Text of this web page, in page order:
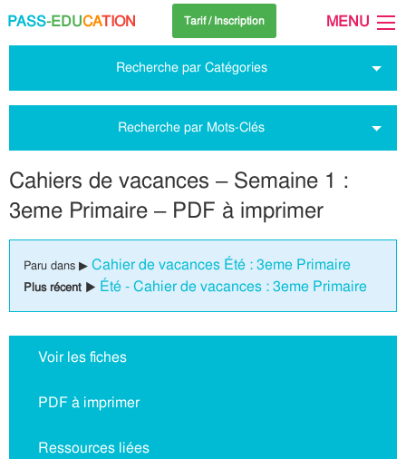
PASS-EDUCATION Tarif / Inscription MENU
Recherche par Catégories
Recherche par Mots-Clés
Cahiers de vacances – Semaine 1 :
3eme Primaire – PDF à imprimer
Paru dans ▶ Cahier de vacances Été : 3eme Primaire
Plus récent ▶ Été - Cahier de vacances : 3eme Primaire
Voir les fiches
PDF à imprimer
Ressources liées